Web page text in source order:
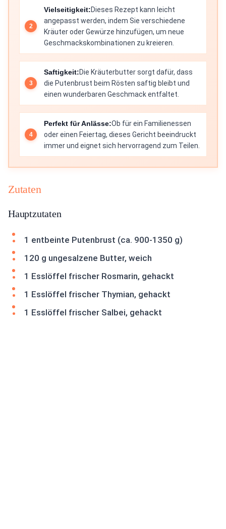
Vielseitigkeit:Dieses Rezept kann leicht
angepasst werden, indem Sie verschiedene
Kräuter oder Gewürze hinzufügen, um neue
Geschmackskombinationen zu kreieren.
Saftigkeit:Die Kräuterbutter sorgt dafür, dass
die Putenbrust beim Rösten saftig bleibt und
einen wunderbaren Geschmack entfaltet.
Perfekt für Anlässe:Ob für ein Familienessen
oder einen Feiertag, dieses Gericht beeindruckt
immer und eignet sich hervorragend zum Teilen.
Zutaten
Hauptzutaten
1 entbeinte Putenbrust (ca. 900-1350 g)
120 g ungesalzene Butter, weich
1 Esslöffel frischer Rosmarin, gehackt
1 Esslöffel frischer Thymian, gehackt
1 Esslöffel frischer Salbei, gehackt